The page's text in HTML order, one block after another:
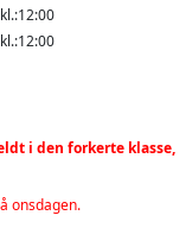
i den forkerte klasse,
onsdagen.